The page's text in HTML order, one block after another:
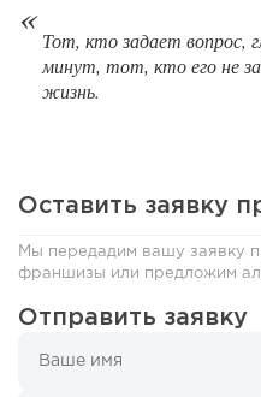
Тот, кто задает вопрос,
минут, тот, кто его не
жизнь.
Оставить заявку
Мы передадим вашу заявку
франшизы или предложим
Отправить заявку